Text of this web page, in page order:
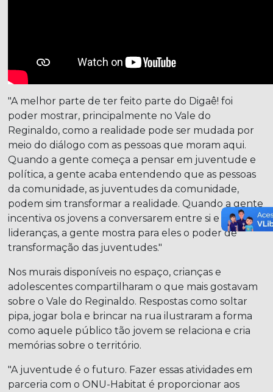
"A melhor parte de ter feito parte do Digaê! foi
poder mostrar, principalmente no Vale do
Reginaldo, como a realidade pode ser mudada por
meio do diálogo com as pessoas que moram aqui.
Quando a gente começa a pensar em juventude e
política, a gente acaba entendendo que as pessoas
da comunidade, as juventudes da comunidade,
podem sim transformar a realidade. Quando a gente
incentiva os jovens a conversarem entre si e com as
lideranças, a gente mostra para eles o poder de
transformação das juventudes."
Nos murais disponíveis no espaço, crianças e
adolescentes compartilharam o que mais gostavam
sobre o Vale do Reginaldo. Respostas como soltar
pipa, jogar bola e brincar na rua ilustraram a forma
como aquele público tão jovem se relaciona e cria
memórias sobre o território.
"A juventude é o futuro. Fazer essas atividades em
parceria com o ONU-Habitat é proporcionar aos